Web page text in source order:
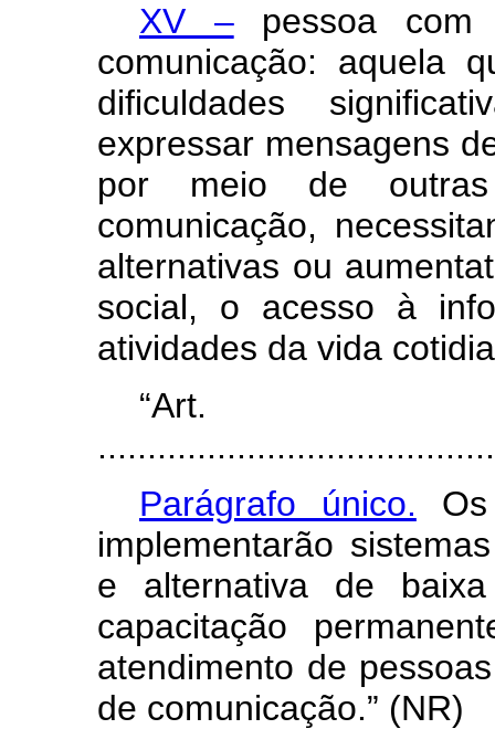
XV –pessoa com
comunicação: aquela
dificuldades
expressar mensagens
por meio de outras
comunicação,
alternativas ou
social, o acesso à
atividades da vida
Parágrafo único.
implementarão
e alternativa de
capacitação
atendimento de
de comunicação.” (NR)